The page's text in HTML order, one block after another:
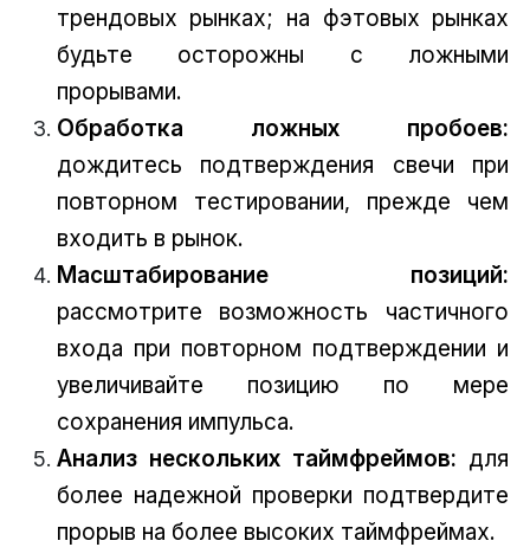
трендовых рынках; на фэтовых рынках
будьте осторожны с ложными
прорывами.
Обработка ложных пробоев:
дождитесь подтверждения свечи при
повторном тестировании, прежде чем
входить в рынок.
Масштабирование позиций:
рассмотрите возможность частичного
входа при повторном подтверждении и
увеличивайте позицию по мере
сохранения импульса.
Анализ нескольких таймфреймов: для
более надежной проверки подтвердите
прорыв на более высоких таймфреймах.